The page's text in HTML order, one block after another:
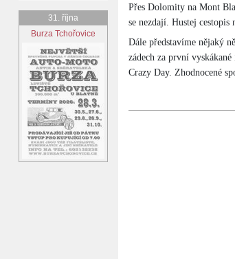
Přes Dolomity na Mont
se nezdají. Hustej cestopis
Dále představíme nějaký
zádech za první
Crazy Day. Zhodnocené
31. října
Burza Tchořovice